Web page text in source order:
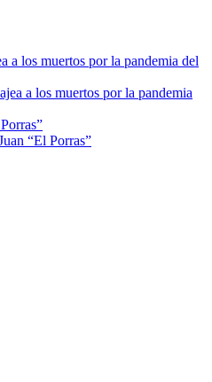
a los muertos por la pandemia del
a los muertos por la pandemia
“El Porras”